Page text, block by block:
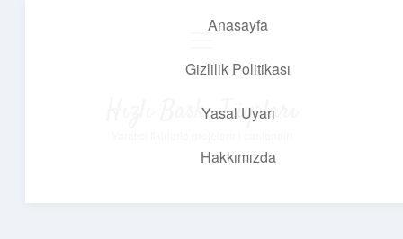
Anasayfa
Gizlilik Politikası
Yasal Uyarı
Hakkımızda
Hızlı Baskı Tüyoları